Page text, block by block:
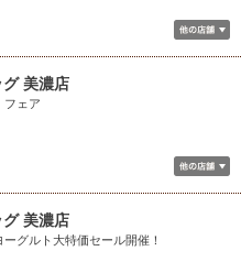
美濃店
フェア
美濃店
グルト大特価セール開催！